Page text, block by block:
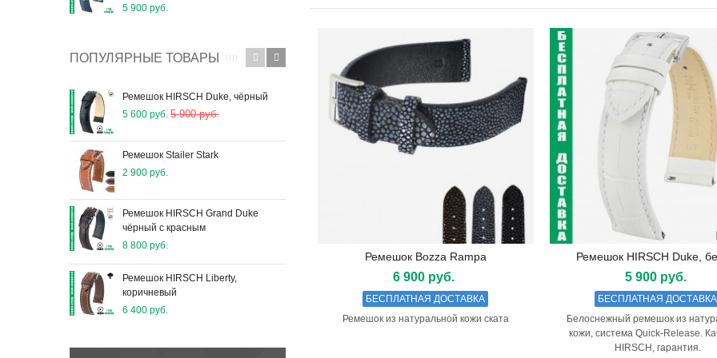
5 900 руб.
5 900 руб.
ПОПУЛЯРНЫЕ ТОВАРЫ
Ремешок HIRSCH Duke, чёрный
5 600 руб. 5 900 руб.
Ремешок Stailer Stark
2 900 руб.
Ремешок HIRSCH Grand Duke
чёрный с красным
8 800 руб.
Ремешок HIRSCH Liberty,
коричневый
6 400 руб.
Шпилькосъемник
650 руб.
Шпилькосъемник разборный
Ремешок RIOS1931 Louisiana
Ремешок HIRSCH Carbon, чёрный
8 800 руб.
Ремешок HIRSCH Crocograin
4 200 руб.
Ремешок HIRSCH Scandic
4 200 руб.
Ремешок HIRSCH Modena
7 500 руб.
Ремешок RIOS1931 Orlando
3 900 руб.
Подробнее
Ремешок Bozza Rampa
6 900 руб.
БЕСПЛАТНАЯ ДОСТАВКА
Ремешок из натуральной кожи ската
Подробнее
Ремешок HIRSCH Duke,
5 900 руб.
БЕСПЛАТНАЯ ДОСТАВКА
Белоснежный ремешок из
кожи, система Quick-Release.
HIRSCH, гарантия.